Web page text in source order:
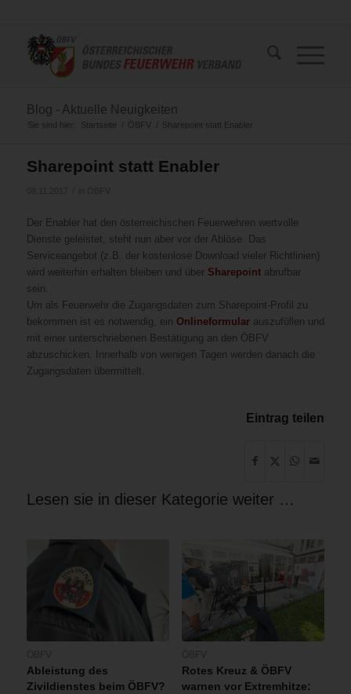
Blog - Aktuelle Neuigkeiten
Sie sind hier: Startseite / ÖBFV / Sharepoint statt Enabler
Sharepoint statt Enabler
Der Enabler hat den österreichischen Feuerwehren wertvolle
Dienste geleistet, steht nun aber vor der Ablöse. Das
Serviceangebot (z.B. der kostenlose Download vieler Richtlinien)
wird weiterhin erhalten bleiben und über Sharepointabrufbar
sein.
Um als Feuerwehr die Zugangsdaten zum Sharepoint-Profil zu
bekommen ist es notwendig, ein Onlineformularauszufüllen und
mit einer unterschriebenen Bestätigung an den ÖBFV
abzuschicken. Innerhalb von wenigen Tagen werden danach die
Zugangsdaten übermittelt.
Eintrag teilen
Lesen sie in dieser Kategorie weiter …
Ableistung des
Zivildienstes beim ÖBFV?
Rotes Kreuz & ÖBFV
warnen vor Extremhitze: